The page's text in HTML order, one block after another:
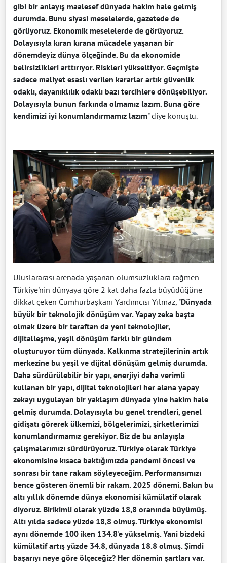
gibi bir anlayış maalesef dünyada hakim hale gelmiş
durumda. Bunu siyasi meselelerde, gazetede de
görüyoruz. Ekonomik meselelerde de görüyoruz.
Dolayısıyla kıran kırana mücadele yaşanan bir
dönemdeyiz dünya ölçeğinde. Bu da ekonomide
belirsizlikleri arttırıyor. Riskleri yükseltiyor. Geçmişte
sadece maliyet esaslı verilen kararlar artık güvenlik
odaklı, dayanıklılık odaklı bazı tercihlere dönüşebiliyor.
Dolayısıyla bunun farkında olmamız lazım. Buna göre
kendimizi iyi konumlandırmamız lazım" diye konuştu.
Uluslararası arenada yaşanan olumsuzluklara rağmen
Türkiye'nin dünyaya göre 2 kat daha fazla büyüdüğüne
dikkat çeken Cumhurbaşkanı Yardımcısı Yılmaz, "Dünyada
büyük bir teknolojik dönüşüm var. Yapay zeka başta
olmak üzere bir taraftan da yeni teknolojiler,
dijitalleşme, yeşil dönüşüm farklı bir gündem
oluşturuyor tüm dünyada. Kalkınma stratejilerinin artık
merkezine bu yeşil ve dijital dönüşüm gelmiş durumda.
Daha sürdürülebilir bir yapı, enerjiyi daha verimli
kullanan bir yapı, dijital teknolojileri her alana yapay
zekayı uygulayan bir yaklaşım dünyada yine hakim hale
gelmiş durumda. Dolayısıyla bu genel trendleri, genel
gidişatı görerek ülkemizi, bölgelerimizi, şirketlerimizi
konumlandırmamız gerekiyor. Biz de bu anlayışla
çalışmalarımızı sürdürüyoruz. Türkiye olarak Türkiye
ekonomisine kısaca baktığımızda pandemi öncesi ve
sonrası bir tane rakam söyleyeceğim. Performansımızı
bence gösteren önemli bir rakam. 2025 dönemi. Bakın bu
altı yıllık dönemde dünya ekonomisi kümülatif olarak
diyoruz. Birikimli olarak yüzde 18,8 oranında büyümüş.
Altı yılda sadece yüzde 18,8 olmuş. Türkiye ekonomisi
aynı dönemde 100 iken 134.8'e yükselmiş. Yani bizdeki
kümülatif artış yüzde 34.8, dünyada 18.8 olmuş. Şimdi
başarıyı neye göre ölçeceğiz? Her dönemin şartları var.